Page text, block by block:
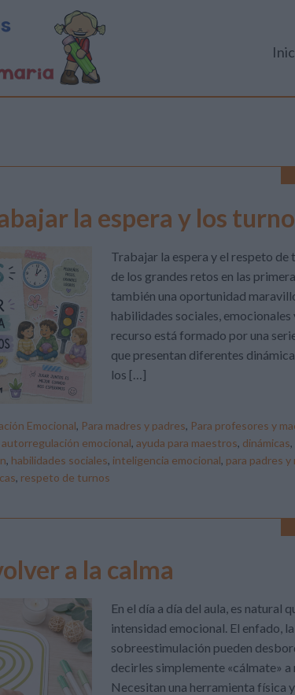
la espera y los
Trabajar la espera y el respeto de
de los grandes retos en las
también una oportunidad
habilidades sociales,
recurso está formado por una
que presentan diferentes
los […]
Emocional, Para madres y padres, Para profesores y
autorregulación emocional, ayuda para maestros, dinámicas,
, habilidades sociales, inteligencia emocional, para padres y
, respeto de turnos
a la calma
En el día a día del aula, es natural
intensidad emocional. El enfado,
sobreestimulación pueden
decirles simplemente «cálmate» a
Necesitan una herramienta física